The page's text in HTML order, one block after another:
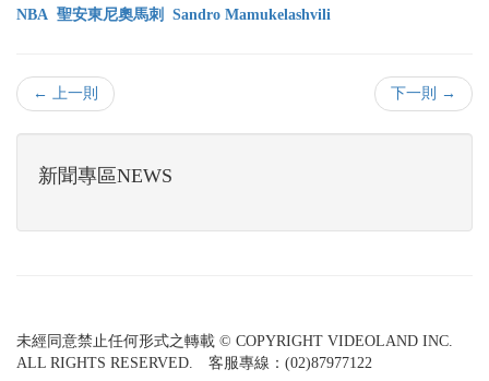
NBA 聖安東尼奧馬刺 Sandro Mamukelashvili
← 上一則 下一則 →
新聞專區NEWS
未經同意禁止任何形式之轉載 © COPYRIGHT VIDEOLAND INC.
ALL RIGHTS RESERVED. 客服專線：(02)87977122